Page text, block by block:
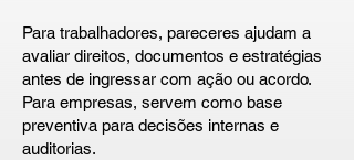
Para trabalhadores, pareceres ajudam a
avaliar direitos, documentos e estratégias
antes de ingressar com ação ou acordo.
Para empresas, servem como base
preventiva para decisões internas e
auditorias.